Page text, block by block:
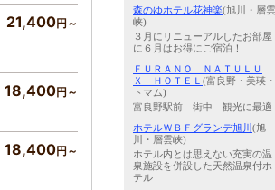
21,400円～
18,400円～
18,400円～
森のゆホテル花神楽(旭川・層雲
峡)
３月にリニューアルしたお部屋
に６月はお得にご宿泊！
ＦＵＲＡＮＯ ＮＡＴＵＬＵ
Ｘ ＨＯＴＥＬ (富良野・美瑛・
トマム)
富良野駅前 街中 観光に最適
ホテルＷＢＦグランデ旭川 (旭
川・層雲峡)
ホテル内とは思えない充実の温
泉施設を併設した天然温泉付ホ
テル